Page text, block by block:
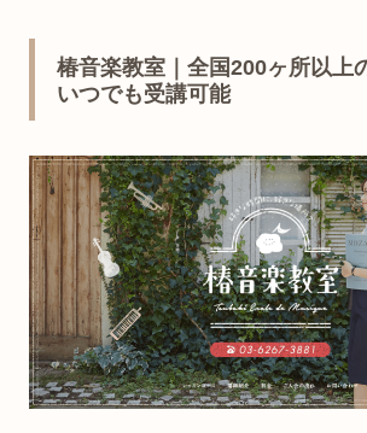
椿音楽教室｜全国200ヶ所以上
いつでも受講可能